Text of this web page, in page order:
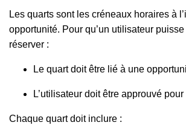
Les quarts sont les créneaux horaires à
opportunité. Pour qu’un utilisateur
réserver :
Le quart doit être lié à une
L’utilisateur doit être approuvé pour
Chaque quart doit inclure :